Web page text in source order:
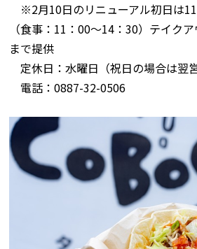
※2月10日のリニューアル初日は
（食事：11：00～14：30）テイク
まで提供
定休日：水曜日（祝日の場合は翌営
電話：0887-32-0506